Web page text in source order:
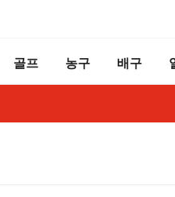
골프 농구 배구